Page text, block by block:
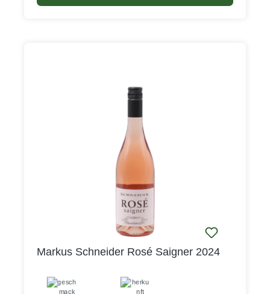
Gerichten, Pasta, gegrilltem Fleisch und nicht zu
Markus Schneider Rosé Saigner 2024